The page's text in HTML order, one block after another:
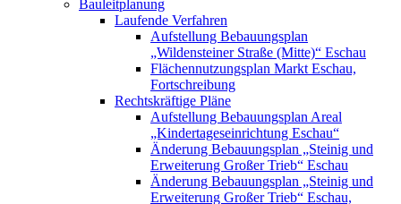
Bauleitplanung
Laufende Verfahren
Aufstellung Bebauungsplan
„Wildensteiner Straße (Mitte)“ Eschau
Flächennutzungsplan Markt Eschau,
Fortschreibung
Rechtskräftige Pläne
Aufstellung Bebauungsplan Areal
„Kindertageseinrichtung Eschau“
Änderung Bebauungsplan „Steinig und
Erweiterung Großer Trieb“ Eschau
Änderung Bebauungsplan „Steinig und
Erweiterung Großer Trieb“ Eschau,